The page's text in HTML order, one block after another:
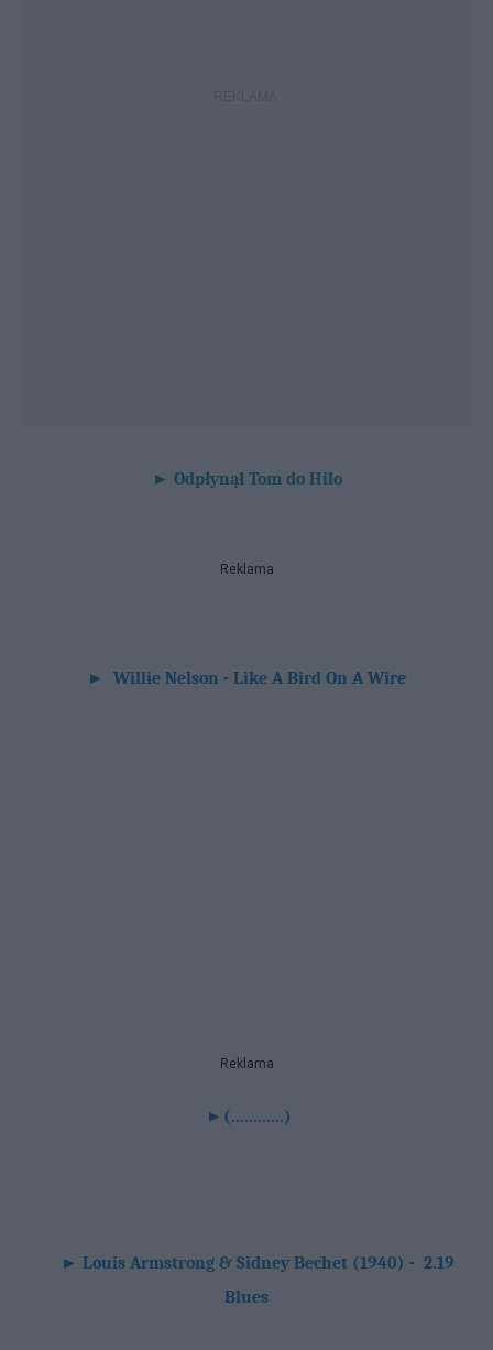
► Odpłynął Tom do Hilo
Reklama
► Willie Nelson - Like A Bird On A Wire
Reklama
► (............)
► Louis Armstrong & Sidney Bechet (1940) - 2.19
Blues